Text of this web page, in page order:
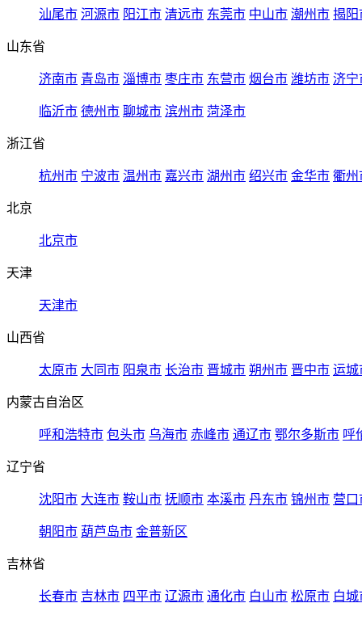
汕尾市 河源市 阳江市 清远市 东莞市 中山市 潮州市 揭阳
山东省
济南市 青岛市 淄博市 枣庄市 东营市 烟台市 潍坊市 济宁
临沂市 德州市 聊城市 滨州市 菏泽市
浙江省
杭州市 宁波市 温州市 嘉兴市 湖州市 绍兴市 金华市 衢州
北京
北京市
天津
天津市
山西省
太原市 大同市 阳泉市 长治市 晋城市 朔州市 晋中市 运城
内蒙古自治区
呼和浩特市 包头市 乌海市 赤峰市 通辽市 鄂尔多斯市 呼
辽宁省
沈阳市 大连市 鞍山市 抚顺市 本溪市 丹东市 锦州市 营口
朝阳市 葫芦岛市 金普新区
吉林省
长春市 吉林市 四平市 辽源市 通化市 白山市 松原市 白城